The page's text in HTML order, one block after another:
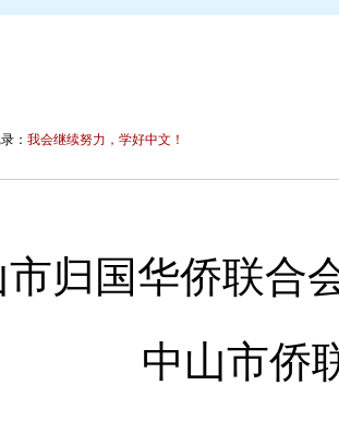
： 我会继续努力，学好中文！
市归国华侨联合
中山市侨